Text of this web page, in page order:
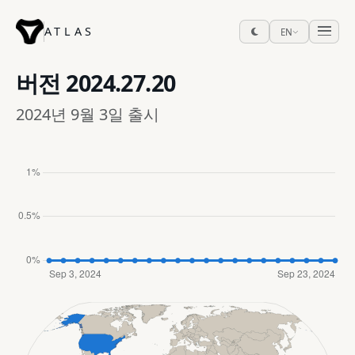
ATLAS EN
버전 2024.27.20
2024년 9월 3일 출시